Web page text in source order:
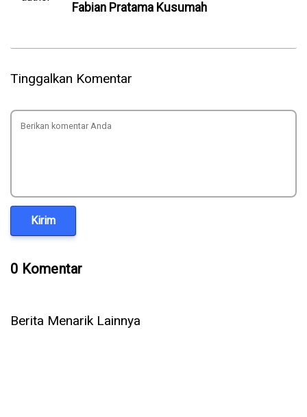
Fabian Pratama Kusumah
Tinggalkan Komentar
Kirim
0 Komentar
Berita Menarik Lainnya